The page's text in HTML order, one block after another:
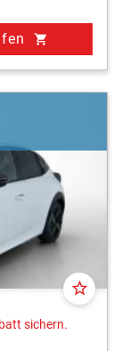
shopping_cart
star_border
sichern.